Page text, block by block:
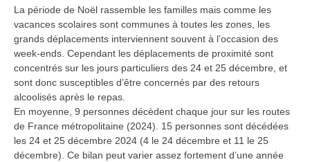
La période de Noël rassemble les familles mais comme les
vacances scolaires sont communes à toutes les zones, les
grands déplacements interviennent souvent à l’occasion des
week-ends. Cependant les déplacements de proximité sont
concentrés sur les jours particuliers des 24 et 25 décembre, et
sont donc susceptibles d’être concernés par des retours
alcoolisés après le repas.
En moyenne, 9 personnes décèdent chaque jour sur les routes
de France métropolitaine (2024). 15 personnes sont décédées
les 24 et 25 décembre 2024 (4 le 24 décembre et 11 le 25
décembre). Ce bilan peut varier assez fortement d’une année